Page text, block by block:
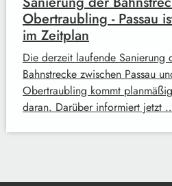
Obertraubling - Passau
im Zeitplan
Die derzeit laufende Sanierung
Bahnstrecke zwischen Passau
Obertraubling kommt planmäßig
daran. Darüber informiert jetzt